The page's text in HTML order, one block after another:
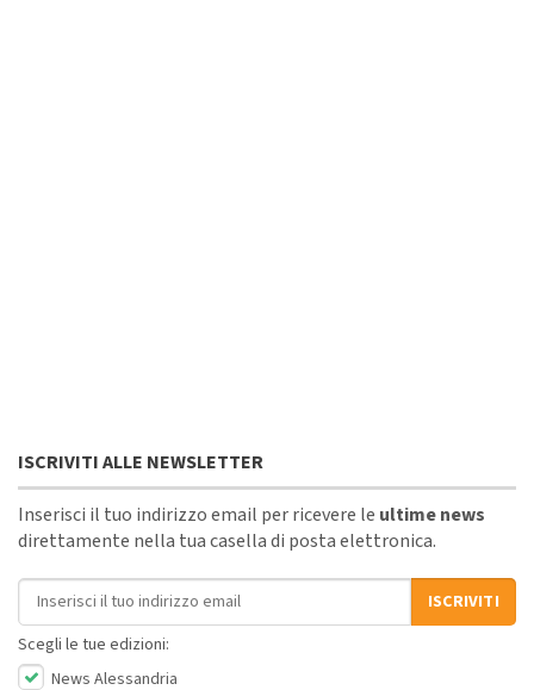
ISCRIVITI ALLE NEWSLETTER
Inserisci il tuo indirizzo email per ricevere le ultime news
direttamente nella tua casella di posta elettronica.
Indirizzo email
ISCRIVITI
Scegli le tue edizioni:
News Alessandria